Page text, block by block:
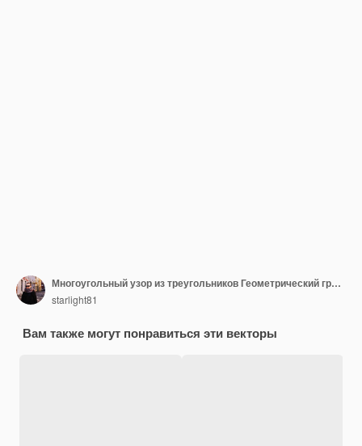
Многоугольный узор из треугольников Геометрический градиентный фон Треугольный дизайн для веб-бизнеса шаблон брошюры карты плакат дизайн баннера
starlight81
Вам также могут понравиться эти векторы